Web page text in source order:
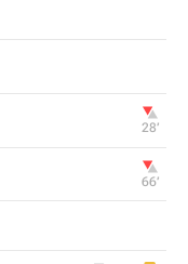
28‎’‎
66‎’‎